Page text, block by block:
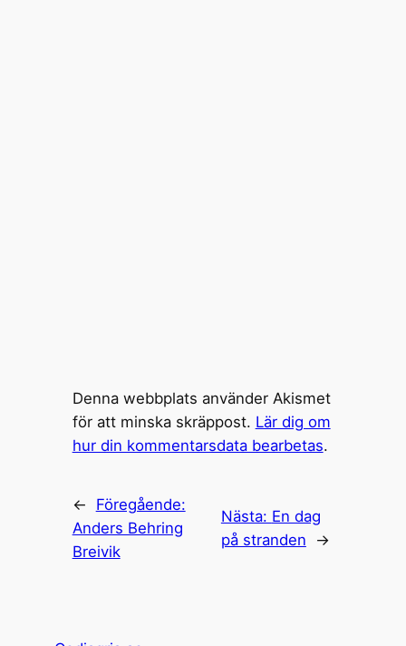
Denna webbplats använder Akismet
för att minska skräppost. Lär dig om
hur din kommentarsdata bearbetas.
←
Föregående:
Anders Behring
Breivik
Nästa: En dag
på stranden
→